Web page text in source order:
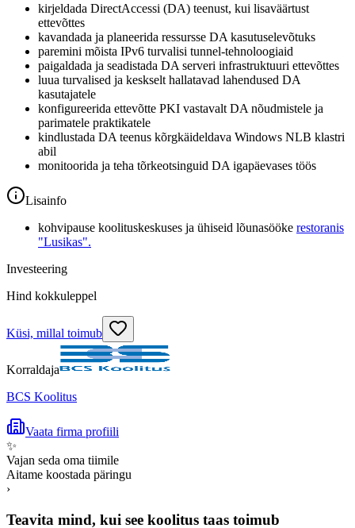
kirjeldada DirectAccessi (DA) teenust, kui lisaväärtust
ettevõttes
kavandada ja planeerida ressursse DA kasutuselevõtuks
paremini mõista IPv6 turvalisi tunnel-tehnoloogiaid
paigaldada ja seadistada DA serveri infrastruktuuri ettevõttes
luua turvalised ja keskselt hallatavad lahendused DA
kasutajatele
konfigureerida ettevõtte PKI vastavalt DA nõudmistele ja
parimatele praktikatele
kindlustada DA teenus kõrgkäideldava Windows NLB klastri
abil
monitoorida ja teha tõrkeotsinguid DA igapäevases töös
Lisainfo
kohvipause koolituskeskuses ja ühiseid lõunasööke restoranis
"Lusikas".
Investeering
Hind kokkuleppel
Küsi, millal toimub
Korraldaja
BCS Koolitus
Vaata firma profiili
✨
Vajan seda oma tiimile
Aitame koostada päringu
›
Teavita mind, kui see koolitus taas toimub